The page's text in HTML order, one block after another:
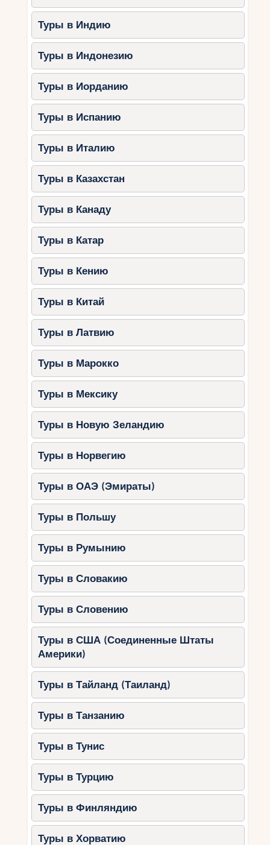
Туры в Индию
Туры в Индонезию
Туры в Иорданию
Туры в Испанию
Туры в Италию
Туры в Казахстан
Туры в Канаду
Туры в Катар
Туры в Кению
Туры в Китай
Туры в Латвию
Туры в Марокко
Туры в Мексику
Туры в Новую Зеландию
Туры в Норвегию
Туры в ОАЭ (Эмираты)
Туры в Польшу
Туры в Румынию
Туры в Словакию
Туры в Словению
Туры в США (Соединенные Штаты
Америки)
Туры в Тайланд (Таиланд)
Туры в Танзанию
Туры в Тунис
Туры в Турцию
Туры в Финляндию
Туры в Хорватию